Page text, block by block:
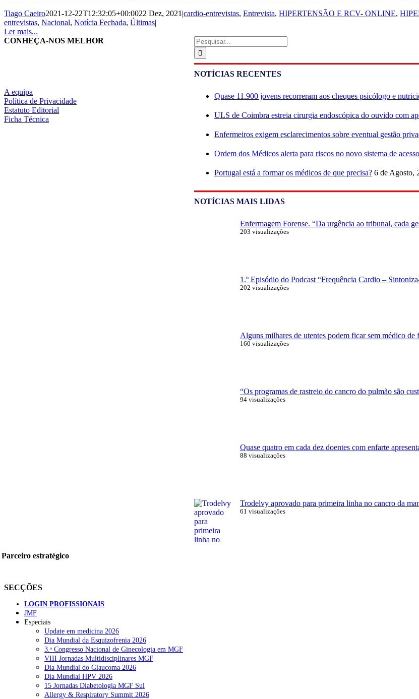
Tiago Caeiro2021-12-22T12:32:05+00:0022 Dez, 2021 |cardio-entrevistas, Entrevista, HIPERTENSÃO E RCV- ONLINE,
entrevistas, Nacional, Notícia Fechada, Últimas|
Ler mais...
Pesquisar
NOTÍCIAS RECENTES
Quase 11.900 jovens recorreram aos cheques psicólogo e
ULS de Coimbra estreia cirurgia endoscópica do ouvido com
Enfermeiros exigem esclarecimentos sobre eventual gestão
Ordem dos Médicos alerta para riscos no novo sistema de
Portugal está a formar os médicos de que precisa? 6 de Agosto,
NOTÍCIAS MAIS LIDAS
Enfermagem Forense. “Da urgência ao tribunal, cada
203 visualizações
1.º Episódio do Podcast “Frequência Cardio –
202 visualizações
Alguns milhares de utentes podem ficar sem médico
160 visualizações
“Os programas de rastreio do cancro do pulmão são
94 visualizações
Quase quatro em cada dez doentes com enfarte
88 visualizações
Trodelvy aprovado para primeira linha no cancro da
61 visualizações
CONHEÇA-NOS MELHOR
A equipa
Política de Privacidade
Estatuto Editorial
Ficha Técnica
Parceiro estratégico
SECÇÕES
LOGIN PROFISSIONAIS
JMF
Especiais
Update em medicina 2026
Dia Mundial da Esquizofrenia 2026
3.ᵒ Congresso Nacional de Ginecologia em MGF
VIII Jornadas Multidisciplinares MGF
Dia Mundial do Glaucoma 2026
Dia Mundial HPV 2026
15 Jornadas Diabetologia MGF Sul
Allergy & Respiratory Summit 2026